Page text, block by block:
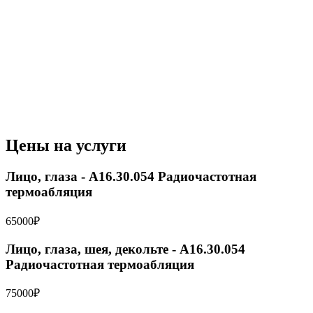
Цены на услуги
Лицо, глаза - A16.30.054 Радиочастотная
термоабляция
65000₽
Лицо, глаза, шея, декольте - A16.30.054
Радиочастотная термоабляция
75000₽